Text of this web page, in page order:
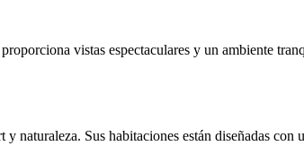
vistas espectaculares y un ambiente
naturaleza. Sus habitaciones están diseñadas con